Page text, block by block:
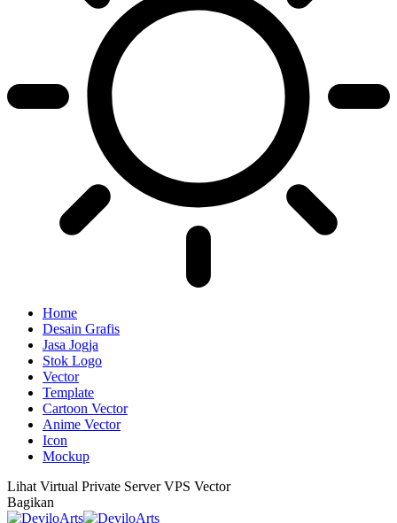
Home
Desain Grafis
Jasa Jogja
Stok Logo
Vector
Template
Cartoon Vector
Anime Vector
Icon
Mockup
Lihat Virtual Private Server VPS Vector
Bagikan